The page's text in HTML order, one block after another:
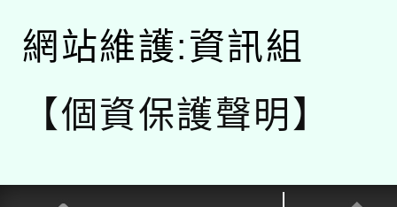
網站維護:資訊組
【個資保護聲明】